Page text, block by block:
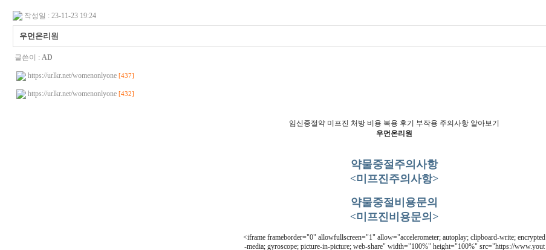
작성일 : 23-11-23 19:24
우먼온리원
글쓴이 : AD
https://urlkr.net/womenonlyone [437]
https://urlkr.net/womenonlyone [432]
임신중절약 미프진 처방 비용 복용 후기 부작용 주의사항 알아보기
우먼온리원
약물중절주의사항
<미프진주의사항>
약물중절비용문의
<미프진비용문의>
<iframe frameborder="0" allowfullscreen="1" allow="accelerometer; autoplay; clipboard-write; encrypted
-media; gyroscope; picture-in-picture; web-share" width="100%" height="100%" src="https://www.yout